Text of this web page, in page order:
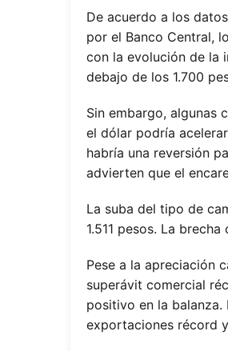
De acuerdo a los
por el Banco Central,
con la evolución de la
debajo de los 1.700
Sin embargo, algunas
el dólar podría
habría una reversión
advierten que el
La suba del tipo de
1.511 pesos. La
Pese a la apreciación
superávit comercial
positivo en la
exportaciones récord